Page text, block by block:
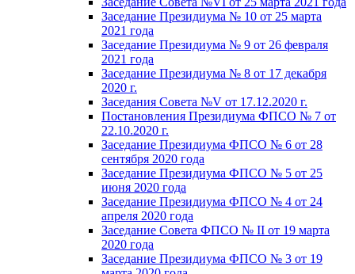
Заседание Президиума № 10 от 25 марта
2021 года
Заседание Президиума № 9 от 26 февраля
2021 года
Заседание Президиума № 8 от 17 декабря
2020 г.
Заседания Совета №V от 17.12.2020 г.
Постановления Президиума ФПСО № 7 от
22.10.2020 г.
Заседание Президиума ФПСО № 6 от 28
сентября 2020 года
Заседание Президиума ФПСО № 5 от 25
июня 2020 года
Заседание Президиума ФПСО № 4 от 24
апреля 2020 года
Заседание Совета ФПСО № II от 19 марта
2020 года
Заседание Президиума ФПСО № 3 от 19